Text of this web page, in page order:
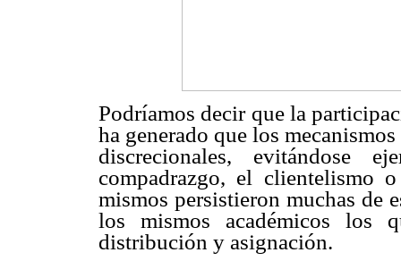
Podríamos decir que la
ha generado que los
discrecionales, evitándose
compadrazgo, el clientelismo
mismos persistieron muchas de
los mismos académicos los
distribución y asignación.